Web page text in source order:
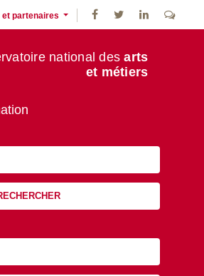
partenaires
national desarts
et métiers